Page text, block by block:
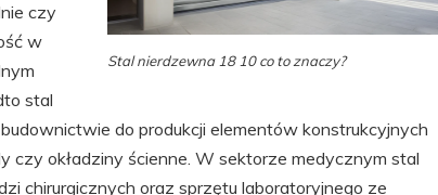
Stal nierdzewna 18 10 co to znaczy?
czy
w
stal
do produkcji elementów konstrukcyjnych
czy okładziny ścienne. W sektorze medycznym stal
chirurgicznych oraz sprzętu laboratoryjnego ze